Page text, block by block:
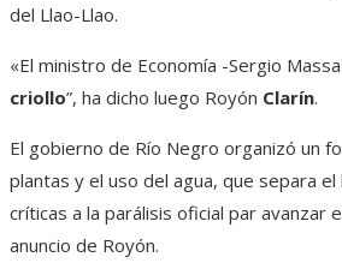
del Llao-Llao.
«El ministro de Economía -Sergio
criollo”, ha dicho luego Royón Clarín.
El gobierno de Río Negro organizó un
plantas y el uso del agua, que separa
críticas a la parálisis oficial par
anuncio de Royón.